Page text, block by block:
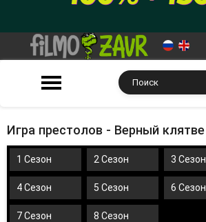
Игра престолов - Верный клятве
1 Сезон 2 Сезон 3 Сезон
4 Сезон 5 Сезон 6 Сезон
7 Сезон 8 Сезон